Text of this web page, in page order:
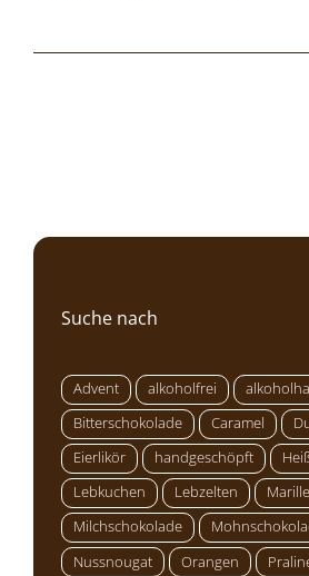
Suche nach
Advent alkoholfrei
Bitterschokolade
Caramel
Eierlikör
handgeschöpft
Lebkuchen
Lebzelten Marille
Milchschokolade
Nussnougat
Orangen